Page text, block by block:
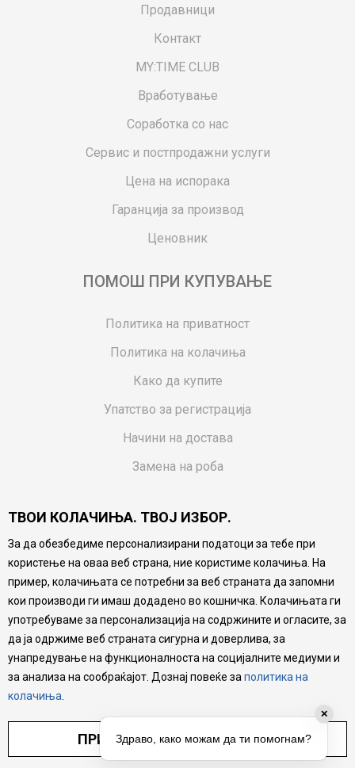
Продавници
Контакт
MY:TIME CLUB
Вработување
Соработка со нас
Сервис и постпродажни услуги
Цена на испорака
Гаранција за производ
Ценовник
ПОМОШ ПРИ КУПУВАЊЕ
Политика на приватност
Политика на колачиња
Како да купите
Упатство за регистрација
Начини на достава
Замена на роба
Ваучери
Product Finder
FAQs
Настојуваме да бидеме што попрецизни во описот на
производите, прикажување на слики и цени, но не
можеме да гарантираме дека сите информации се
комплетни и без грешка. Сите производи се дел од
нашата понуда, но не се подразбира дека мора да се
достапни во секој момент.
ТВОИ КОЛАЧИЊА. ТВОЈ ИЗБОР.
За да обезбедиме персонализирани податоци за тебе при
користење на оваа веб страна, ние користиме колачиња. На
пример, колачињата се потребни за веб страната да запомни
кои производи ги имаш додадено во кошничка. Колачињата ги
употребуваме за персонализација на содржините и огласите, за
да ја одржиме веб страната сигурна и доверлива, за
унапредување на функционалноста на социјалните медиуми и
за анализа на сообраќајот. Дознај повеќе за политика на
колачиња
ПРИЛАГОДИ ПОСТАВУВАЊА
✕
Здраво, како можам да ти помогнам?